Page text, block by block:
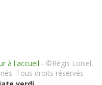
à l'accueil - ©Régis Loisel,
Tous droits réservés